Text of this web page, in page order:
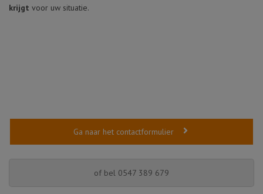
krijgt voor uw situatie.
Ga naar het contactformulier
of bel 0547 389 679